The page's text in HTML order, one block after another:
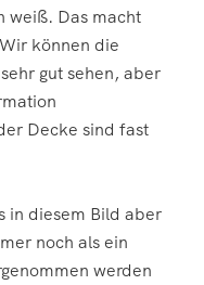
weiß. Das macht
können die
gut sehen, aber
Decke sind fast
in diesem Bild aber
noch als ein
werden